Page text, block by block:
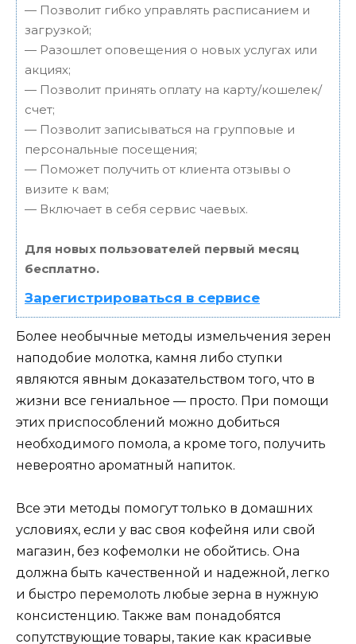
— Позволит гибко управлять расписанием и
загрузкой;
— Разошлет оповещения о новых услугах или
акциях;
— Позволит принять оплату на карту/кошелек/
счет;
— Позволит записываться на групповые и
персональные посещения;
— Поможет получить от клиента отзывы о
визите к вам;
— Включает в себя сервис чаевых.
Для новых пользователей первый месяц
бесплатно.
Зарегистрироваться в сервисе
Более необычные методы измельчения зерен
наподобие молотка, камня либо ступки
являются явным доказательством того, что в
жизни все гениальное — просто. При помощи
этих приспособлений можно добиться
необходимого помола, а кроме того, получить
невероятно ароматный напиток.
Все эти методы помогут только в домашних
условиях, если у вас своя кофейня или свой
магазин, без кофемолки не обойтись. Она
должна быть качественной и надежной, легко
и быстро перемолоть любые зерна в нужную
консистенцию. Также вам понадобятся
сопутствующие товары, такие как красивые